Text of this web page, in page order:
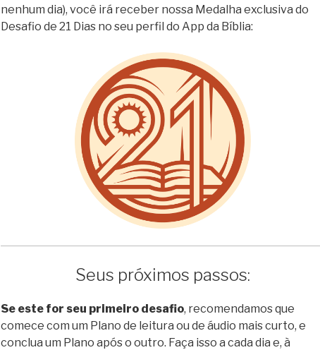
nenhum dia), você irá receber nossa Medalha exclusiva do
Desafio de 21 Dias no seu perfil do App da Bíblia:
Seus próximos passos:
Se este for seu primeiro desafio, recomendamos que
comece com um Plano de leitura ou de áudio mais curto, e
conclua um Plano após o outro. Faça isso a cada dia e, à